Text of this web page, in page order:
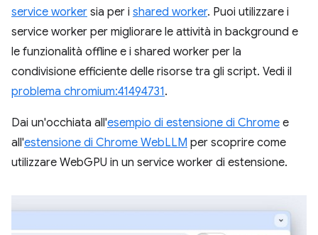
service worker sia per i shared worker. Puoi utilizzare i
service worker per migliorare le attività in background e
le funzionalità offline e i shared worker per la
condivisione efficiente delle risorse tra gli script. Vedi il
problema chromium:41494731.
Dai un'occhiata all'esempio di estensione di Chrome e
all'estensione di Chrome WebLLM per scoprire come
utilizzare WebGPU in un service worker di estensione.